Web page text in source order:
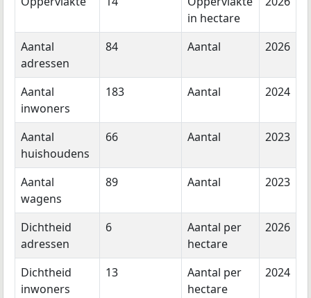
in hectare
Aantal
adressen
84 Aantal 2026
Aantal
inwoners
183 Aantal 2024
Aantal
huishoudens
66 Aantal 2023
Aantal
wagens
89 Aantal 2023
Dichtheid
adressen
6
Aantal per
hectare
2026
Dichtheid
inwoners
13
Aantal per
hectare
2024